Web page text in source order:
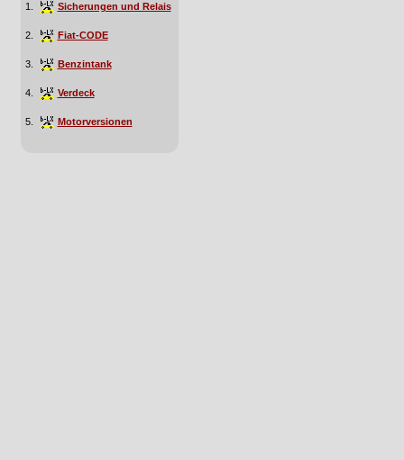
1. Sicherungen und Relais
2. Fiat-CODE
3. Benzintank
4. Verdeck
5. Motorversionen